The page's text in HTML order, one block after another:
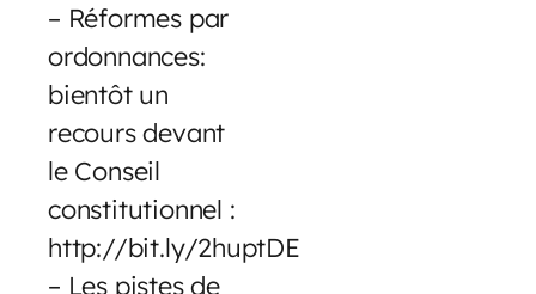
– Réformes par
ordonnances:
bientôt un
recours devant
le Conseil
constitutionnel :
http://bit.ly/2huptDE
– Les pistes de